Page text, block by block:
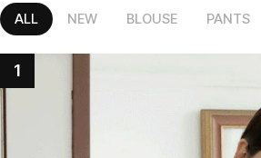
ALL NEW BLOUSE PANTS